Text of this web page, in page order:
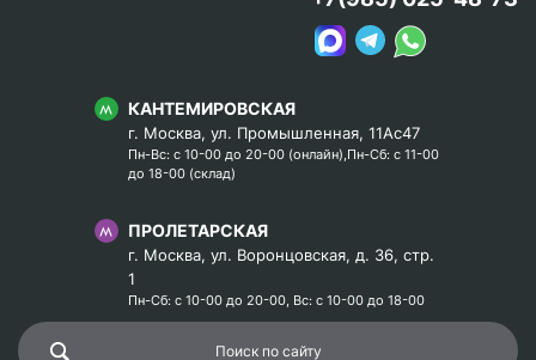
КАНТЕМИРОВСКАЯ
г. Москва, ул. Промышленная, 11Ас47
Пн-Вс: с 10-00 до 20-00 (онлайн),Пн-Сб: с 11-00
до 18-00 (склад)
ПРОЛЕТАРСКАЯ
г. Москва, ул. Воронцовская, д. 36, стр.
1
Пн-Сб: с 10-00 до 20-00, Вс: с 10-00 до 18-00